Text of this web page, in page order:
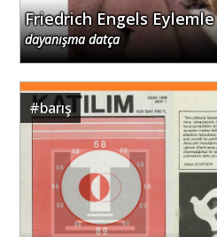
Friedrich Engels
dayanışma datça
#barış